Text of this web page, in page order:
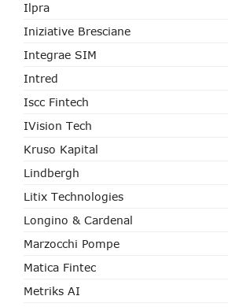
Ilpra
Iniziative Bresciane
Integrae SIM
Intred
Iscc Fintech
IVision Tech
Kruso Kapital
Lindbergh
Litix Technologies
Longino & Cardenal
Marzocchi Pompe
Matica Fintec
Metriks AI